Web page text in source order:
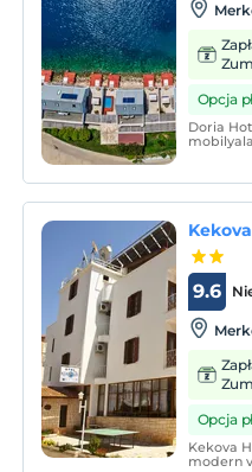
Opcja
Doria
odaların
erişimi,
9.6
Opcja
Kekova
modern